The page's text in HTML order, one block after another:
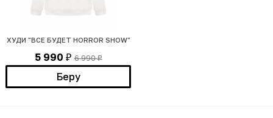
ХУДИ "ВСЕ БУДЕТ HORROR SHOW"
5 990 ₽ 6 990₽
Беру